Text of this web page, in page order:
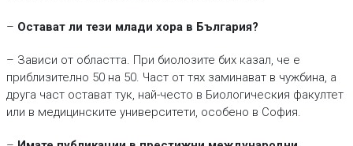
– Остават ли тези млади хора в България?
– Зависи от областта. При биолозите бих казал, че е
приблизително 50 на 50. Част от тях заминават в чужбина, а
друга част остават тук, най-често в Биологическия факултет
или в медицинските университети, особено в София.